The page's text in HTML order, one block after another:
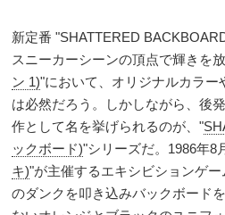
新定番 "SHATTERED
スニーカーシーンの頂点で輝きを
ン 1)"において、オリジナルカラ
は必然だろう。しかしながら、後
作として名を挙げられるのが、"
ックボード)"シリーズだ。1986年8
キ)"が主催するエキシビションゲ
のダンクを叩き込みバックボード